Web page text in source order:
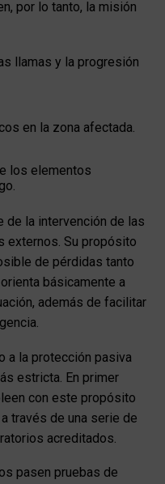
por lo tanto, la misión
llamas y la progresión
en la zona afectada.
los elementos
de la intervención de las
externos. Su propósito
de pérdidas tanto
básicamente a
además de facilitar
a la protección pasiva
estricta. En primer
con este propósito
través de una serie de
acreditados.
pasen pruebas de